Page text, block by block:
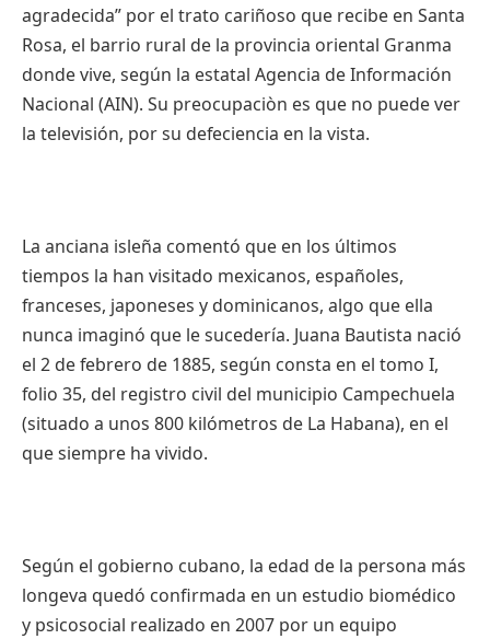
agradecida” por el trato cariñoso que recibe en Santa
Rosa, el barrio rural de la provincia oriental Granma
donde vive, según la estatal Agencia de Información
Nacional (AIN). Su preocupaciòn es que no puede ver
la televisión, por su defeciencia en la vista.
La anciana isleña comentó que en los últimos
tiempos la han visitado mexicanos, españoles,
franceses, japoneses y dominicanos, algo que ella
nunca imaginó que le sucedería. Juana Bautista nació
el 2 de febrero de 1885, según consta en el tomo I,
folio 35, del registro civil del municipio Campechuela
(situado a unos 800 kilómetros de La Habana), en el
que siempre ha vivido.
Según el gobierno cubano, la edad de la persona más
longeva quedó confirmada en un estudio biomédico
y psicosocial realizado en 2007 por un equipo